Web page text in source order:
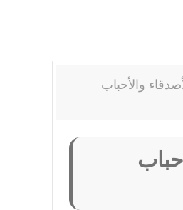
والأحباب